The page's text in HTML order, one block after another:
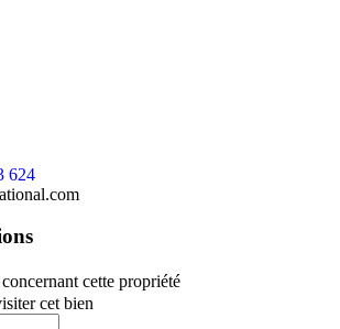
624
cette propriété
cet bien